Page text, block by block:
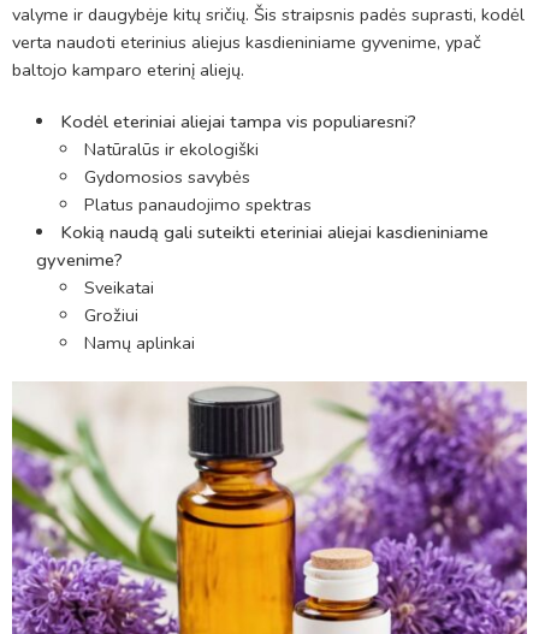
valyme ir daugybėje kitų sričių. Šis straipsnis padės suprasti, kodėl
verta naudoti eterinius aliejus kasdieniniame gyvenime, ypač
baltojo kamparo eterinį aliejų.
Kodėl eteriniai aliejai tampa vis populiaresni?
Natūralūs ir ekologiški
Gydomosios savybės
Platus panaudojimo spektras
Kokią naudą gali suteikti eteriniai aliejai kasdieniniame
gyvenime?
Sveikatai
Grožiui
Namų aplinkai